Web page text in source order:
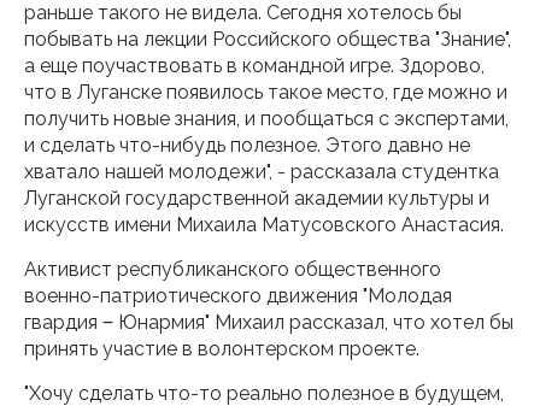
раньше такого не видела. Сегодня хотелось бы
побывать на лекции Российского общества "Знание",
а еще поучаствовать в командной игре. Здорово,
что в Луганске появилось такое место, где можно и
получить новые знания, и пообщаться с экспертами,
и сделать что-нибудь полезное. Этого давно не
хватало нашей молодежи", - рассказала студентка
Луганской государственной академии культуры и
искусств имени Михаила Матусовского Анастасия.
Активист республиканского общественного
военно-патриотического движения "Молодая
гвардия ‒ Юнармия" Михаил рассказал, что хотел бы
принять участие в волонтерском проекте.
"Хочу сделать что-то реально полезное в будущем,